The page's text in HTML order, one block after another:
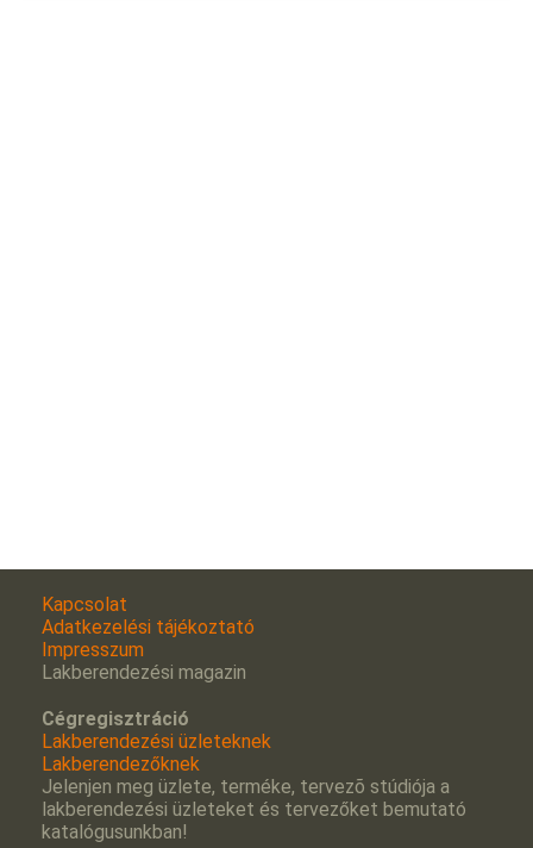
Kapcsolat
Adatkezelési tájékoztató
Impresszum
Lakberendezési magazin
Cégregisztráció
Lakberendezési üzleteknek
Lakberendezőknek
Jelenjen meg üzlete, terméke, tervezõ stúdiója a
lakberendezési üzleteket és tervezőket bemutató
katalógusunkban!